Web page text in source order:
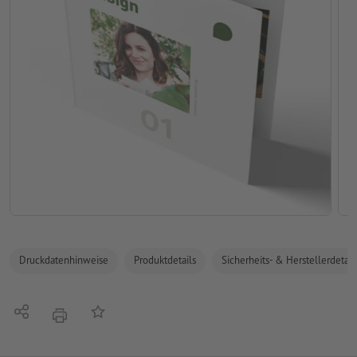
Druckdatenhinweise Produktdetails Sicherheits- &
Teilen DruckenAuf die Merkliste